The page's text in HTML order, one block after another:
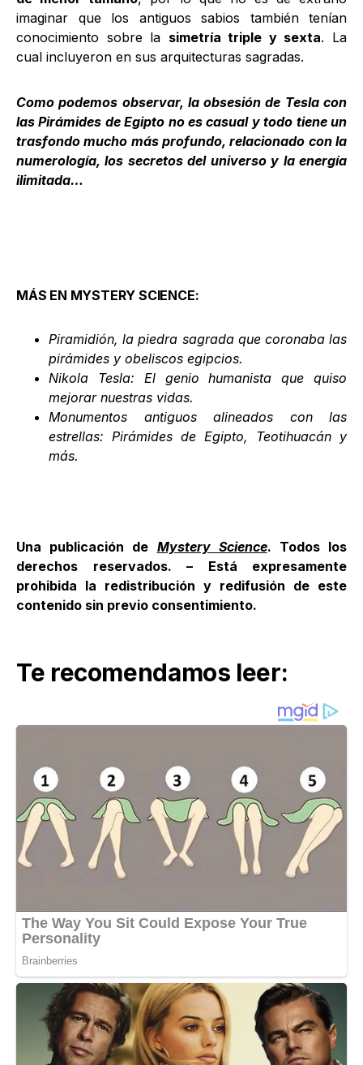
imaginar que los antiguos sabios también tenían
conocimiento sobre la simetría triple y sexta. La
cual incluyeron en sus arquitecturas sagradas.
Como podemos observar, la obsesión de Tesla con
las Pirámides de Egipto no es casual y todo tiene un
trasfondo mucho más profundo, relacionado con la
numerología, los secretos del universo y la energía
ilimitada…
MÁS EN MYSTERY SCIENCE:
Piramidión, la piedra sagrada que coronaba las
pirámides y obeliscos egipcios.
Nikola Tesla: El genio humanista que quiso
mejorar nuestras vidas.
Monumentos antiguos alineados con las
estrellas: Pirámides de Egipto, Teotihuacán y
más.
Una publicación de Mystery Science. Todos los
derechos reservados. – Está expresamente
prohibida la redistribución y redifusión de este
contenido sin previo consentimiento.
Te recomendamos leer: